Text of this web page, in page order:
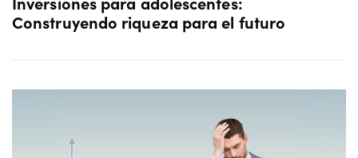
Construyendo riqueza para el futuro